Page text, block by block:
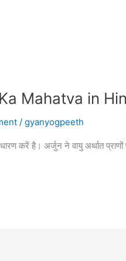
Mahatva in
/ gyanyogpeeth
करें है। अर्जुन ने वायु अर्थात